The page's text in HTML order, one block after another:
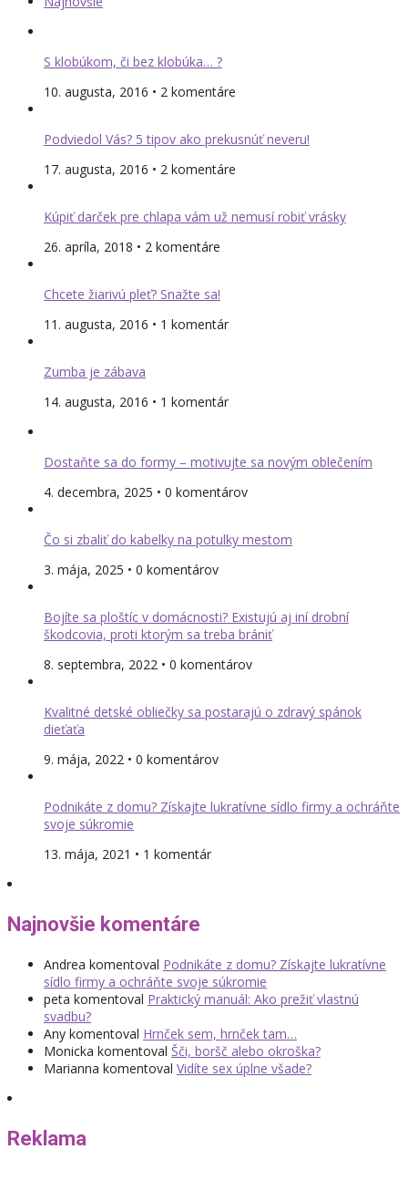
S klobúkom, či bez klobúka… ?
10. augusta, 2016 • 2 komentáre
Podviedol Vás? 5 tipov ako prekusnúť neveru!
17. augusta, 2016 • 2 komentáre
Kúpiť darček pre chlapa vám už nemusí robiť vrásky
26. apríla, 2018 • 2 komentáre
Chcete žiarivú pleť? Snažte sa!
11. augusta, 2016 • 1 komentár
Zumba je zábava
14. augusta, 2016 • 1 komentár
Dostaňte sa do formy – motivujte sa novým oblečením
4. decembra, 2025 • 0 komentárov
Čo si zbaliť do kabelky na potulky mestom
3. mája, 2025 • 0 komentárov
Bojíte sa ploštíc v domácnosti? Existujú aj iní drobní
škodcovia, proti ktorým sa treba brániť
8. septembra, 2022 • 0 komentárov
Kvalitné detské obliečky sa postarajú o zdravý spánok
dieťaťa
9. mája, 2022 • 0 komentárov
Podnikáte z domu? Získajte lukratívne sídlo firmy a ochráňte
svoje súkromie
13. mája, 2021 • 1 komentár
Najnovšie komentáre
Andrea komentoval Podnikáte z domu? Získajte lukratívne
sídlo firmy a ochráňte svoje súkromie
peta komentoval Praktický manuál: Ako prežiť vlastnú
svadbu?
Any komentoval Hrnček sem, hrnček tam…
Monicka komentoval Šči, boršč alebo okroška?
Marianna komentoval Vidíte sex úplne všade?
Reklama